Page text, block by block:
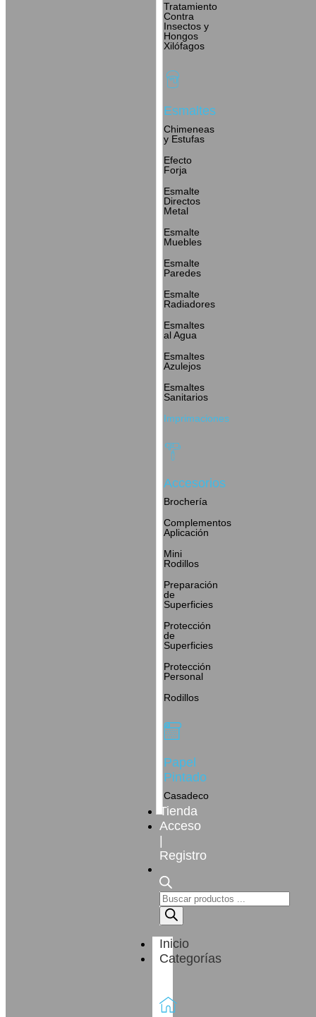
Tratamiento
Contra
Insectos y
Hongos
Xilófagos
Esmaltes
Chimeneas
y Estufas
Efecto
Forja
Esmalte
Directos
Metal
Esmalte
Muebles
Esmalte
Paredes
Esmalte
Radiadores
Esmaltes
al Agua
Esmaltes
Azulejos
Esmaltes
Sanitarios
Imprimaciones
Accesorios
Brochería
Complementos
Aplicación
Mini
Rodillos
Preparación
de
Superficies
Protección
de
Superficies
Protección
Personal
Rodillos
Papel
Pintado
Casadeco
Tienda
Acceso
Registro
Inicio
Categorías